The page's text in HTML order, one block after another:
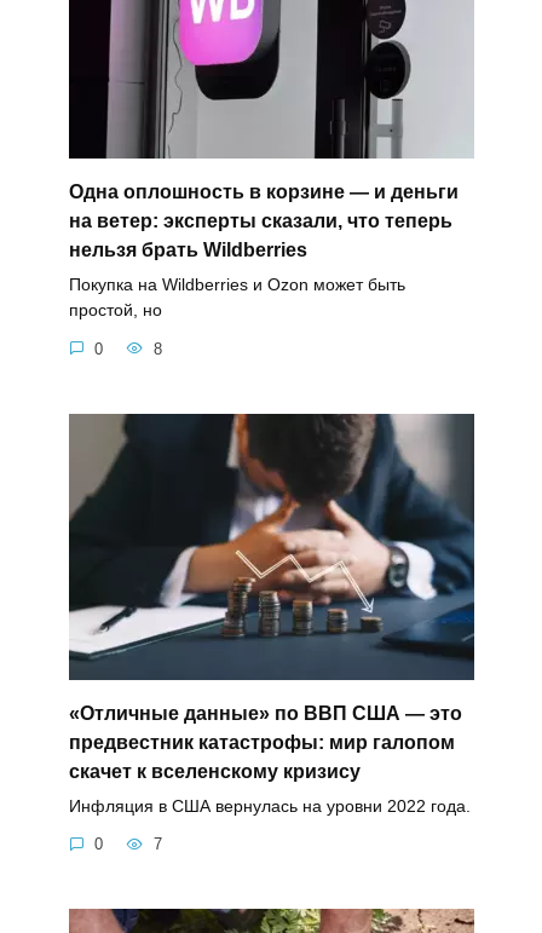
Одна оплошность в корзине — и деньги
на ветер: эксперты сказали, что теперь
нельзя брать Wildberries
Покупка на Wildberries и Ozon может быть
простой, но
0 8
«Отличные данные» по ВВП США — это
предвестник катастрофы: мир галопом
скачет к вселенскому кризису
Инфляция в США вернулась на уровни 2022 года.
0 7